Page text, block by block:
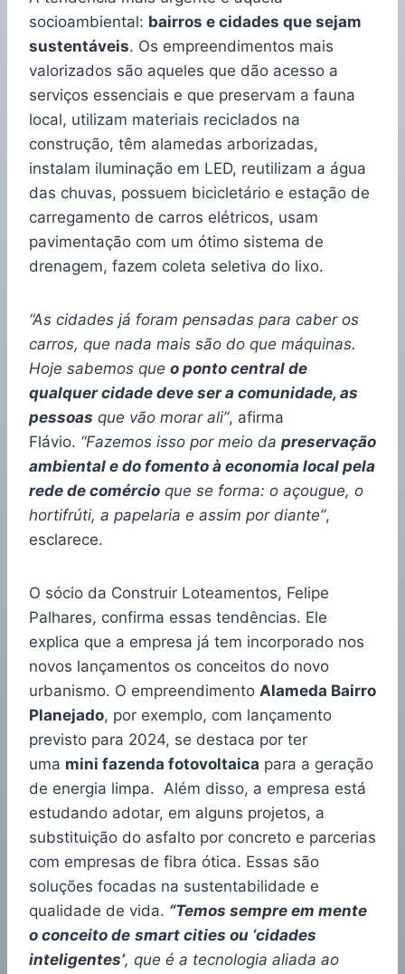
socioambiental: bairros e cidades que sejam
sustentáveis. Os empreendimentos mais
valorizados são aqueles que dão acesso a
serviços essenciais e que preservam a fauna
local, utilizam materiais reciclados na
construção, têm alamedas arborizadas,
instalam iluminação em LED, reutilizam a água
das chuvas, possuem bicicletário e estação de
carregamento de carros elétricos, usam
pavimentação com um ótimo sistema de
drenagem, fazem coleta seletiva do lixo.
“As cidades já foram pensadas para caber os
carros, que nada mais são do que máquinas.
Hoje sabemos que o ponto central de
qualquer cidade deve ser a comunidade, as
pessoas que vão morar ali”, afirma
Flávio. “Fazemos isso por meio da preservação
ambiental e do fomento à economia local pela
rede de comércio que se forma: o açougue, o
hortifrúti, a papelaria e assim por diante”,
esclarece.
O sócio da Construir Loteamentos, Felipe
Palhares, confirma essas tendências. Ele
explica que a empresa já tem incorporado nos
novos lançamentos os conceitos do novo
urbanismo. O empreendimento Alameda Bairro
Planejado, por exemplo, com lançamento
previsto para 2024, se destaca por ter
uma mini fazenda fotovoltaica para a geração
de energia limpa. Além disso, a empresa está
estudando adotar, em alguns projetos, a
substituição do asfalto por concreto e parcerias
com empresas de fibra ótica. Essas são
soluções focadas na sustentabilidade e
qualidade de vida. “Temos sempre em mente
o conceito de smart cities ou ‘cidades
inteligentes’, que é a tecnologia aliada ao